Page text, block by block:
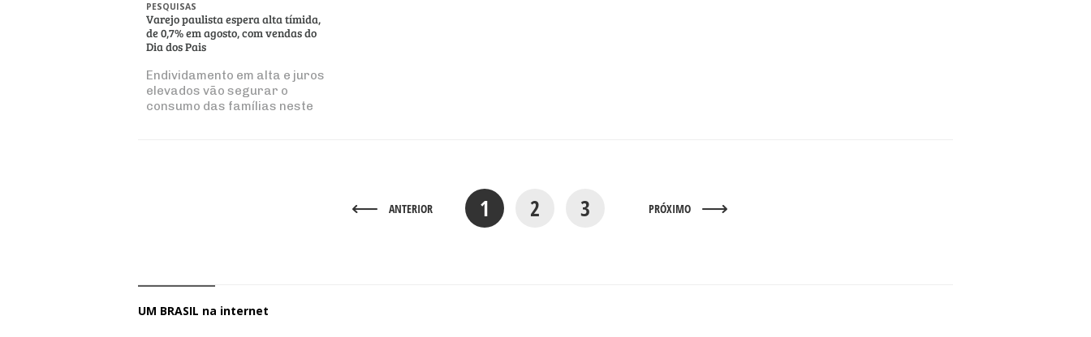
PESQUISAS
Varejo paulista espera alta tímida,
de 0,7% em agosto, com vendas do
Dia dos Pais
Endividamento em alta e juros
elevados vão segurar o
consumo das famílias neste
ANTERIOR 1 2 3 PRÓXIMO
UM BRASIL na internet